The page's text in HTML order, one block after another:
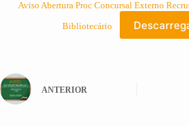
Aviso Abertura Proc Concursal Externo
Bibliotecário
ANTERIOR